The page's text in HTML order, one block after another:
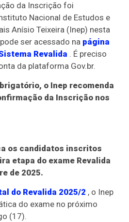
da Inscrição foi
Nacional de Estudos e
Anísio Teixeira (Inep) nesta
ser acessado na página
Revalida . É preciso
da plataforma Gov.br.
o Inep recomenda
da Inscrição nos
os candidatos inscritos
etapa do exame Revalida
de 2025.
do Revalida 2025/2 , o Inep
do exame no próximo
(17).